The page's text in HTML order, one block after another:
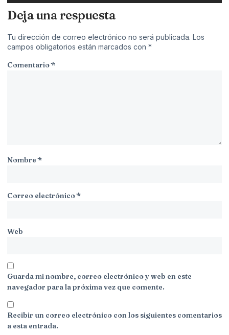
Deja una respuesta
Tu dirección de correo electrónico no será publicada. Los
campos obligatorios están marcados con *
Comentario*
Nombre*
Correo electrónico*
Web
Guarda mi nombre, correo electrónico y web en este
navegador para la próxima vez que comente.
Recibir un correo electrónico con los siguientes comentarios
a esta entrada.